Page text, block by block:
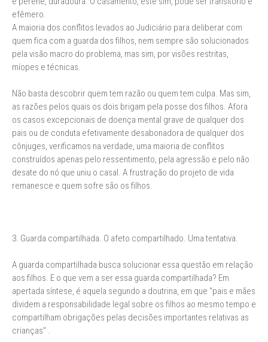
efêmero.
A maioria dos conflitos levados ao Judiciário para deliberar com
quem fica com a guarda dos filhos, nem sempre são solucionados
pela visão macro do problema, mas sim, por visões restritas,
míopes e técnicas.
Não basta descobrir quem tem razão ou quem tem culpa. Mas sim,
as razões pelos quais os dois brigam pela posse dos filhos. Afora
os casos excepcionais de doença mental grave de qualquer dos
pais ou de conduta efetivamente desabonadora de qualquer dos
cônjuges, verificamos na verdade, uma maioria de conflitos
construídos apenas pelo ressentimento, pela agressão e pelo não
desate do nó que uniu o casal. A frustração do projeto de vida
remanesce e quem sofre são os filhos.
3. Guarda compartilhada. O afeto compartilhado. Uma tentativa.
A guarda compartilhada busca solucionar essa questão em relação
aos filhos. E o que vem a ser essa guarda compartilhada? Em
apertada síntese, é aquela segundo a doutrina, em que “pais e mães
dividem a responsabilidade legal sobre os filhos ao mesmo tempo e
compartilham obrigações pelas decisões importantes relativas as
crianças” .